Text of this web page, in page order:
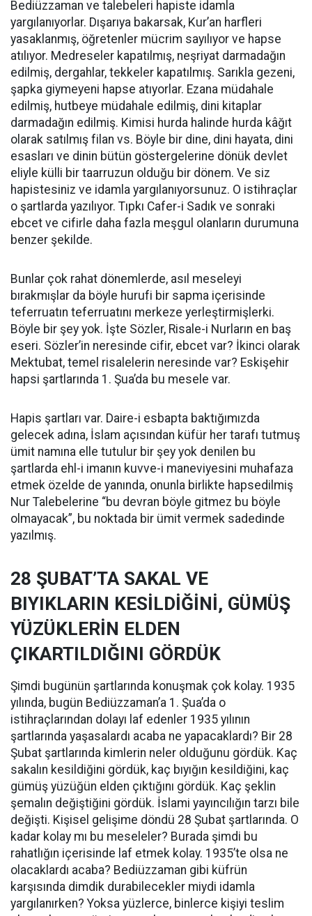
Bediüzzaman ve talebeleri hapiste idamla
yargılanıyorlar. Dışarıya bakarsak, Kur’an harfleri
yasaklanmış, öğretenler mücrim sayılıyor ve hapse
atılıyor. Medreseler kapatılmış, neşriyat darmadağın
edilmiş, dergahlar, tekkeler kapatılmış. Sarıkla gezeni,
şapka giymeyeni hapse atıyorlar. Ezana müdahale
edilmiş, hutbeye müdahale edilmiş, dini kitaplar
darmadağın edilmiş. Kimisi hurda halinde hurda kâğıt
olarak satılmış filan vs. Böyle bir dine, dini hayata, dini
esasları ve dinin bütün göstergelerine dönük devlet
eliyle külli bir taarruzun olduğu bir dönem. Ve siz
hapistesiniz ve idamla yargılanıyorsunuz. O istihraçlar
o şartlarda yazılıyor. Tıpkı Cafer-i Sadık ve sonraki
ebcet ve cifirle daha fazla meşgul olanların durumuna
benzer şekilde.
Bunlar çok rahat dönemlerde, asıl meseleyi
bırakmışlar da böyle hurufi bir sapma içerisinde
teferruatın teferruatını merkeze yerleştirmişlerki.
Böyle bir şey yok. İşte Sözler, Risale-i Nurların en baş
eseri. Sözler’in neresinde cifir, ebcet var? İkinci olarak
Mektubat, temel risalelerin neresinde var? Eskişehir
hapsi şartlarında 1. Şua’da bu mesele var.
Hapis şartları var. Daire-i esbapta baktığımızda
gelecek adına, İslam açısından küfür her tarafı tutmuş
ümit namına elle tutulur bir şey yok denilen bu
şartlarda ehl-i imanın kuvve-i maneviyesini muhafaza
etmek özelde de yanında, onunla birlikte hapsedilmiş
Nur Talebelerine “bu devran böyle gitmez bu böyle
olmayacak”, bu noktada bir ümit vermek sadedinde
yazılmış.
28 ŞUBAT’TA SAKAL VE
BIYIKLARIN KESİLDİĞİNİ, GÜMÜŞ
YÜZÜKLERİN ELDEN
ÇIKARTILDIĞINI GÖRDÜK
Şimdi bugünün şartlarında konuşmak çok kolay. 1935
yılında, bugün Bediüzzaman’a 1. Şua’da o
istihraçlarından dolayı laf edenler 1935 yılının
şartlarında yaşasalardı acaba ne yapacaklardı? Bir 28
Şubat şartlarında kimlerin neler olduğunu gördük. Kaç
sakalın kesildiğini gördük, kaç bıyığın kesildiğini, kaç
gümüş yüzüğün elden çıktığını gördük. Kaç şeklin
şemalın değiştiğini gördük. İslami yayıncılığın tarzı bile
değişti. Kişisel gelişime döndü 28 Şubat şartlarında. O
kadar kolay mı bu meseleler? Burada şimdi bu
rahatlığın içerisinde laf etmek kolay. 1935’te olsa ne
olacaklardı acaba? Bediüzzaman gibi küfrün
karşısında dimdik durabilecekler miydi idamla
yargılanırken? Yoksa yüzlerce, binlerce kişiyi teslim